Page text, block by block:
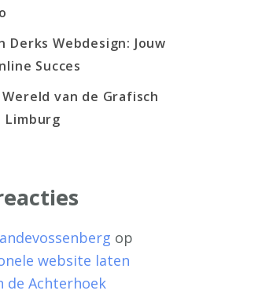
Derks Webdesign: Jouw
Succes
van de Grafisch
op
website laten
de Achterhoek